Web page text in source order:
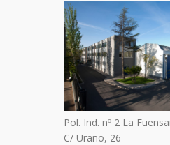
Pol. Ind. nº 2 La
C/ Urano, 26